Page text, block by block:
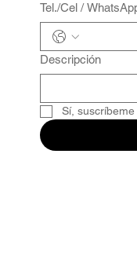
Tel./Cel /
Descripción
Sí,